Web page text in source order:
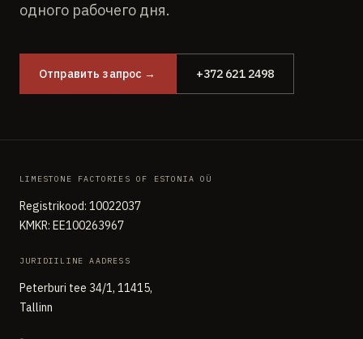
одного рабочего дня.
Отправить запрос → +372 621 2498
LIMESTONE FACTORIES OF ESTONIA OÜ
Registrikood: 10022037
KMKR: EE100263967
JURIDIILINE AADRESS
Peterburi tee 34/1, 11415,
Tallinn